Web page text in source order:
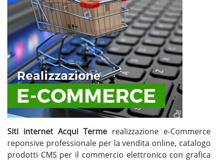
Siti internet Acqui Terme realizzazione e-Commerce
reponsive professionale per la vendita online, catalogo
prodotti CMS per il commercio elettronico con grafica